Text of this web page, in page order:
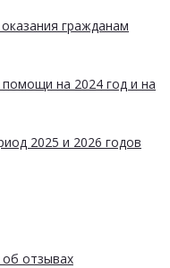
гражданам
на 2024 год и на
2025 и 2026 годов
отзывах